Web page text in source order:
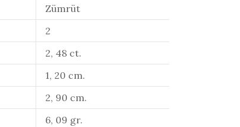
Zümrüt
2
2, 48 ct.
1, 20 cm.
2, 90 cm.
6, 09 gr.